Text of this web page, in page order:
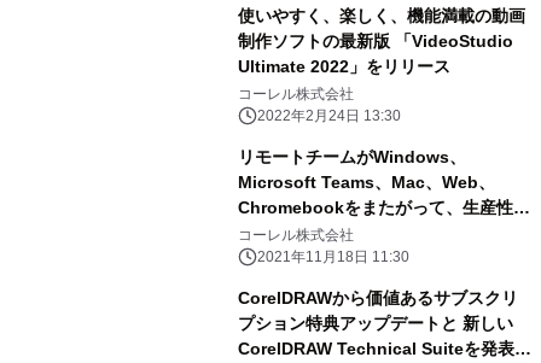
使いやすく、楽しく、機能満載の動画
制作ソフトの最新版 「VideoStudio
Ultimate 2022」をリリース
コーレル株式会社
2022年2月24日 13:30
リモートチームがWindows、
Microsoft Teams、Mac、Web、
Chromebookをまたがって、生産性を
向上させ、 順調なプロジェクト進行を
サポートする MindManager新バージ
コーレル株式会社
2021年11月18日 11:30
CorelDRAWから価値あるサブスクリ
プション特典アップデートと 新しい
CorelDRAW Technical Suiteを発表